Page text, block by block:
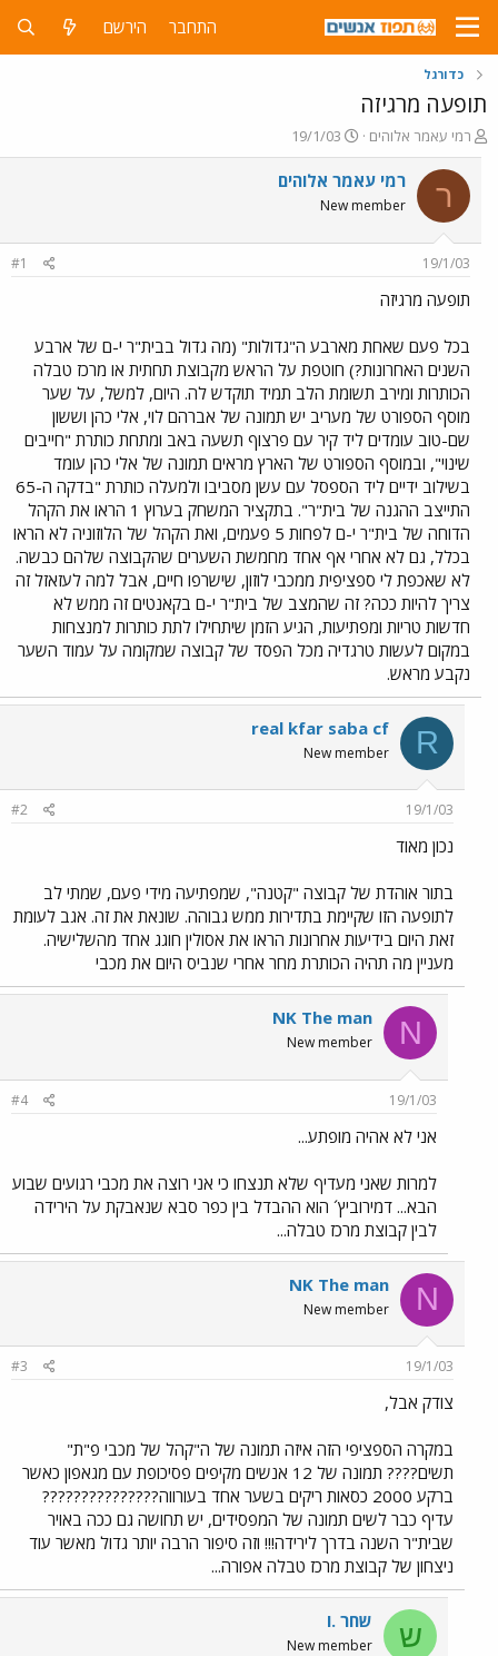
התחבר הירשם
כדורגל
תופעה מרגיזה
פ
ו
ת
ח
ה
ש
א
רמי עאמר אלוהים
פ
ו
ר
ם
19/1/03
ר רמי עאמר אלוהים
New member
19/1/03
#1
תופעה מרגיזה
בכל פעם שאחת מארבע ה"גדולות" (מה גדול בבית"ר י-ם של ארבע
השנים האחרונות?) חוטפת על הראש מקבוצת תחתית או מרכז טבלה
הכותרות ומירב תשומת הלב תמיד תוקדש לה. היום, למשל, על שער
מוסף הספורט של מעריב יש תמונה של אברהם לוי, אלי כהן וששון
שם-טוב עומדים ליד קיר עם פרצוף תשעה באב ומתחת כותרת "חייבים
שינוי", ובמוסף הספורט של הארץ מראים תמונה של אלי כהן עומד
בשילוב ידיים ליד הספסל עם עשן מסביבו ולמעלה כותרת "בדקה ה-65
התייצב ההגנה של בית"ר". בתקציר המשחק בערוץ 1 הראו את הקהל
הדוחה של בית"ר י-ם לפחות 5 פעמים, ואת הקהל של הלוזוניה לא הראו
בכלל, גם לא אחרי אף אחד מחמשת השערים שהקבוצה שלהם כבשה.
לא שאכפת לי ספציפית ממכבי לוזון, שישרפו חיים, אבל למה לעזאזל זה
צריך להיות ככה? זה שהמצב של בית"ר י-ם בקאנטים זה ממש לא
חדשות טריות ומפתיעות, הגיע הזמן שיתחילו לתת כותרות למנצחות
במקום לעשות טרגדיה מכל הפסד של קבוצה שמקומה על עמוד השער
נקבע מראש.
R
real kfar saba cf
New member
19/1/03
#2
נכון מאוד
בתור אוהדת של קבוצה "קטנה", שמפתיעה מידי פעם, שמתי לב
לתופעה הזו שקיימת בתדירות ממש גבוהה. שונאת את זה. אגב לעומת
זאת היום בידיעות אחרונות הראו את אסולין חוגג אחד מהשלישיה.
מעניין מה תהיה הכותרת מחר אחרי שנביס היום את מכבי
N
NK The man
New member
19/1/03
#4
אני לא אהיה מופתע...
למרות שאני מעדיף שלא תנצחו כי אני רוצה את מכבי רגועים שבוע
הבא... דמירוביץ´ הוא ההבדל בין כפר סבא שנאבקת על הירידה
לבין קבוצת מרכז טבלה...
N
NK The man
New member
19/1/03
#3
צודק אבל,
במקרה הספציפי הזה איזה תמונה של ה"קהל של מכבי פ"ת"
תשים???? תמונה של 12 אנשים מקיפים פסיכופת עם מגאפון כאשר
ברקע 2000 כסאות ריקים בשער אחד בעורווה???????????????
עדיף כבר לשים תמונה של המפסידים, יש תחושה גם ככה באויר
שבית"ר השנה בדרך לירידה!!! וזה סיפור הרבה יותר גדול מאשר עוד
ניצחון של קבוצת מרכז טבלה אפורה...
ש שחר .ו
New member